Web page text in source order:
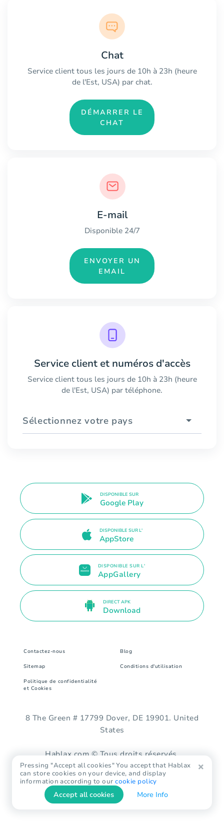
Chat
Service client tous les jours de 10h à 23h (heure
de l'Est, USA) par chat.
DÉMARRER LE
CHAT
E-mail
Disponible 24/7
ENVOYER UN
EMAIL
Service client et numéros d'accès
Service client tous les jours de 10h à 23h (heure
de l'Est, USA) par téléphone.
Sélectionnez votre pays
DISPONIBLE SUR
Google Play
DISPONIBLE SUR L'
AppStore
DISPONIBLE SUR L'
AppGallery
DIRECT APK
Download
Contactez-nous Blog
Sitemap Conditions d'utilisation
Politique de confidentialité
et Cookies
8 The Green # 17799 Dover, DE 19901. United
States
Hablax.com © Tous droits réservés.
Pressing "Accept all cookies" You accept that Hablax
can store cookies on your device, and display
information according to ourcookie policy
Accept all cookies More Info